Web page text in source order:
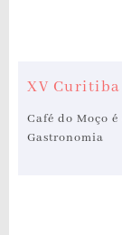
XV Curitiba
Café do Moço
Gastronomia